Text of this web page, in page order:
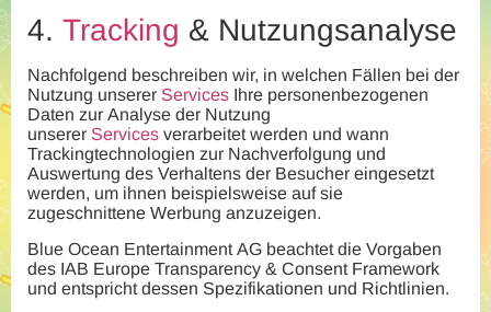
4. Tracking & Nutzungsanalyse
Nachfolgend beschreiben wir, in welchen Fällen bei der
Nutzung unserer Services Ihre personenbezogenen
Daten zur Analyse der Nutzung
unserer Services verarbeitet werden und wann
Trackingtechnologien zur Nachverfolgung und
Auswertung des Verhaltens der Besucher eingesetzt
werden, um ihnen beispielsweise auf sie
zugeschnittene Werbung anzuzeigen.
Blue Ocean Entertainment AG beachtet die Vorgaben
des IAB Europe Transparency & Consent Framework
und entspricht dessen Spezifikationen und Richtlinien.